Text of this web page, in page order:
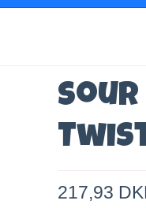
Sour
217,93